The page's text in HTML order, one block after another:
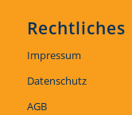
Rechtliches
Impressum
Datenschutz
AGB